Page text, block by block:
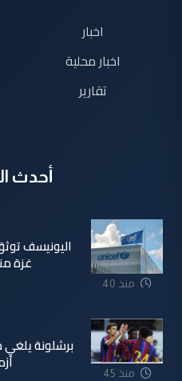
اخبار
اخبار محلية
تقارير
أحدث
منذ 40
غزة
منذ 45
برشلونة